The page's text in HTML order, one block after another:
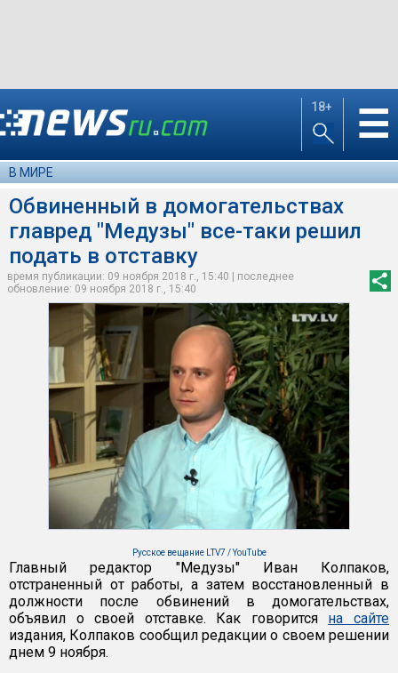
18+ ☰
В МИРЕ
Обвиненный в домогательствах
главред "Медузы" все-таки решил
подать в отставку
время публикации: 09 ноября 2018 г., 15:40 | последнее
обновление: 09 ноября 2018 г., 15:40
Русское вещание LTV7 / YouTube
Главный редактор "Медузы" Иван Колпаков,
отстраненный от работы, а затем восстановленный в
должности после обвинений в домогательствах,
объявил о своей отставке. Как говорится на сайте
издания, Колпаков сообщил редакции о своем решении
днем 9 ноября.